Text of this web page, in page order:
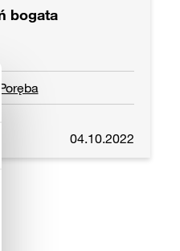
bogata
04.10.2022